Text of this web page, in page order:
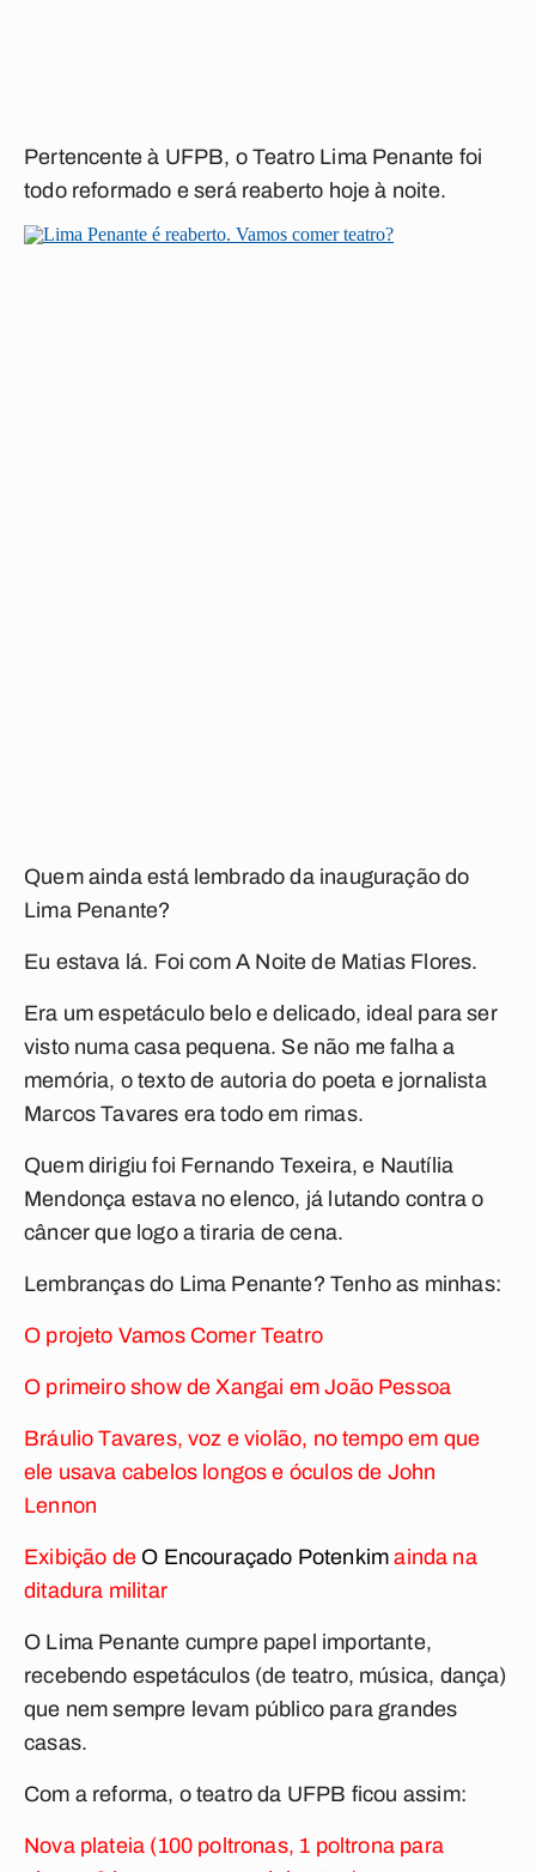
Pertencente à UFPB, o Teatro Lima Penante foi
todo reformado e será reaberto hoje à noite.
Quem ainda está lembrado da inauguração do
Lima Penante?
Eu estava lá. Foi com A Noite de Matias Flores.
Era um espetáculo belo e delicado, ideal para ser
visto numa casa pequena. Se não me falha a
memória, o texto de autoria do poeta e jornalista
Marcos Tavares era todo em rimas.
Quem dirigiu foi Fernando Texeira, e Nautília
Mendonça estava no elenco, já lutando contra o
câncer que logo a tiraria de cena.
Lembranças do Lima Penante? Tenho as minhas:
O projeto Vamos Comer Teatro
O primeiro show de Xangai em João Pessoa
Bráulio Tavares, voz e violão, no tempo em que
ele usava cabelos longos e óculos de John
Lennon
Exibição de O Encouraçado Potenkim ainda na
ditadura militar
O Lima Penante cumpre papel importante,
recebendo espetáculos (de teatro, música, dança)
que nem sempre levam público para grandes
casas.
Com a reforma, o teatro da UFPB ficou assim:
Nova plateia (100 poltronas, 1 poltrona para